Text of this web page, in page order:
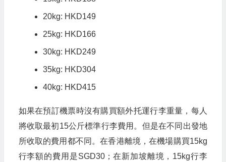
20kg: HKD149
25kg: HKD166
30kg: HKD249
35kg: HKD304
40kg: HKD415
如果在預訂機票時沒有購買額外托運行李重量，每人
將收取最初15公斤標準行李費用。但是在不同出發地
所收取的費用都不同。在香港離境，在機場購買15kg
行李額的費用是SGD30；在新加坡離境，15kg行李